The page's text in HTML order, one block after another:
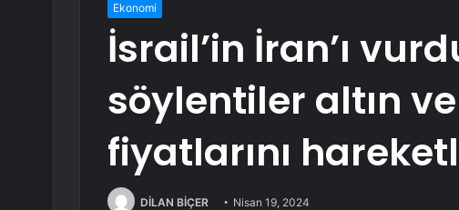
Ekonomi
İsrail’in İran’ı
söylentiler altın
fiyatlarını
DİLAN BİÇER Nisan 19, 2024